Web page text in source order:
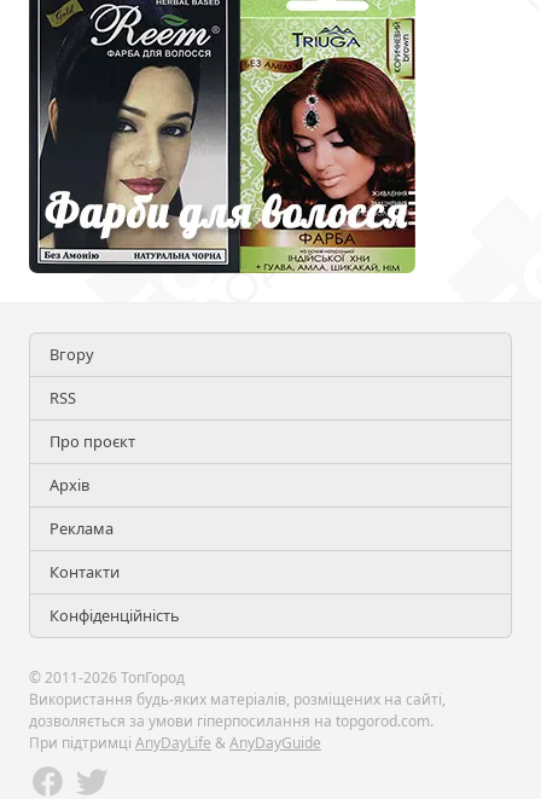
Вгору
RSS
Про проєкт
Архів
Реклама
Контакти
Конфіденційність
© 2011-2026 ТопГород
Використання будь-яких матеріалів, розміщених на сайті,
дозволяється за умови гіперпосилання на topgorod.com.
При підтримці AnyDayLife &AnyDayGuide